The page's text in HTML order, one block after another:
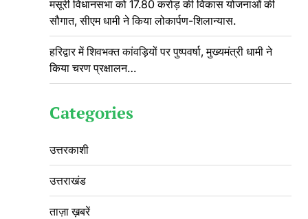
मसूरी विधानसभा को 17.80 करोड़ की विकास योजनाओं की
सौगात, सीएम धामी ने किया लोकार्पण-शिलान्यास.
हरिद्वार में शिवभक्त कांवड़ियों पर पुष्पवर्षा, मुख्यमंत्री धामी ने
किया चरण प्रक्षालन…
Categories
उत्तरकाशी
उत्तराखंड
ताज़ा ख़बरें